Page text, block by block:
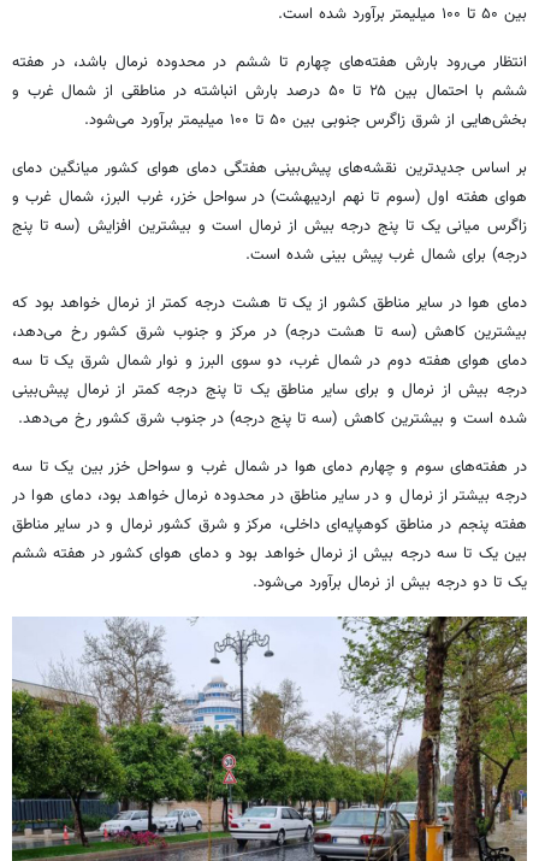
بین ۵۰ تا ۱۰۰ میلیمتر برآورد شده است.
انتظار می‌رود بارش هفته‌های چهارم تا ششم در محدوده نرمال باشد، در هفته
ششم با احتمال بین ۲۵ تا ۵۰ درصد بارش انباشته در مناطقی از شمال غرب و
بخش‌هایی از شرق زاگرس جنوبی بین ۵۰ تا ۱۰۰ میلیمتر برآورد می‌شود.
بر اساس جدیدترین نقشه‌های پیش‌بینی هفتگی دمای هوای کشور میانگین دمای
هوای هفته اول (سوم تا نهم اردیبهشت) در سواحل خزر، غرب البرز، شمال غرب و
زاگرس میانی یک تا پنج درجه بیش از نرمال است و بیشترین افزایش (سه تا پنج
درجه) برای شمال غرب پیش بینی شده است.
دمای هوا در سایر مناطق کشور از یک تا هشت درجه کمتر از نرمال خواهد بود که
بیشترین کاهش (سه تا هشت درجه) در مرکز و جنوب شرق کشور رخ می‌دهد،
دمای هوای هفته دوم در شمال غرب، دو سوی البرز و نوار شمال شرق یک تا سه
درجه بیش از نرمال و برای سایر مناطق یک تا پنج درجه کمتر از نرمال پیش‌بینی
شده است و بیشترین کاهش (سه تا پنج درجه) در جنوب شرق کشور رخ می‌دهد.
در هفته‌های سوم و چهارم دمای هوا در شمال غرب و سواحل خزر بین یک تا سه
درجه بیشتر از نرمال و در سایر مناطق در محدوده نرمال خواهد بود، دمای هوا در
هفته پنجم در مناطق کوهپایه‌ای داخلی، مرکز و شرق کشور نرمال و در سایر مناطق
بین یک تا سه درجه بیش از نرمال خواهد بود و دمای هوای کشور در هفته ششم
یک تا دو درجه بیش از نرمال برآورد می‌شود.